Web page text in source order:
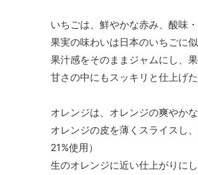
いちごは、鮮やかな赤み、酸味
果実の味わいは日本のいちごに
果汁感をそのままジャムにし、
甘さの中にもスッキリと仕上げ
オレンジは、オレンジの爽やか
オレンジの皮を薄くスライスし
21%使用）
生のオレンジに近い仕上がりに